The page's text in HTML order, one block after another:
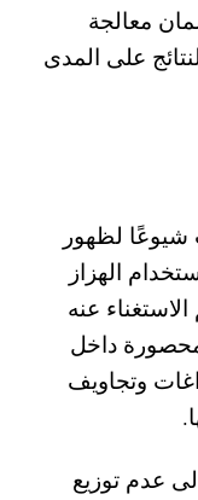
معالجة
على المدى
لظهور
الهزاز
عنه
محصورة داخل
وتجاويف
عدم توزيع